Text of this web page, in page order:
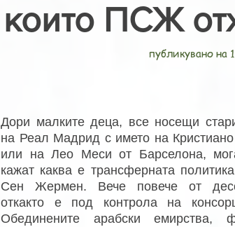
които ПСЖ
публикувано на
Дори малките деца, все носещи
на Реал Мадрид с името на
или на Лео Меси от Барселона,
кажат каква е трансферната
Сен Жермен. Вече повече от
откакто е под контрола на
Обединените арабски емирства,